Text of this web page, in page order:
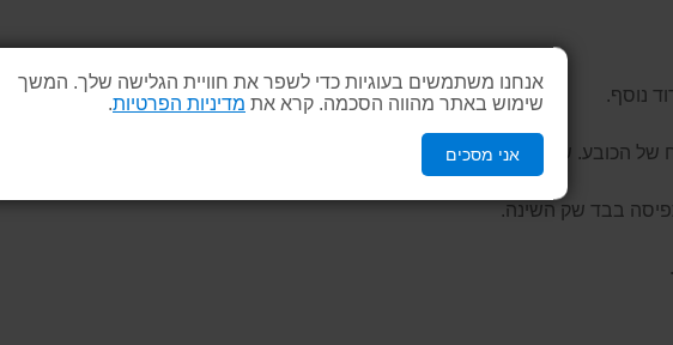
אנחנו משתמשים בעוגיות כדי לשפר את חוויית הגלישה שלך. המשך
שימוש באתר מהווה הסכמה. קרא את מדיניות הפרטיות
אני מסכים
נוסף.
של הכובע. שרוך משיכה להידוק הרוחב.
בבד שק השינה.